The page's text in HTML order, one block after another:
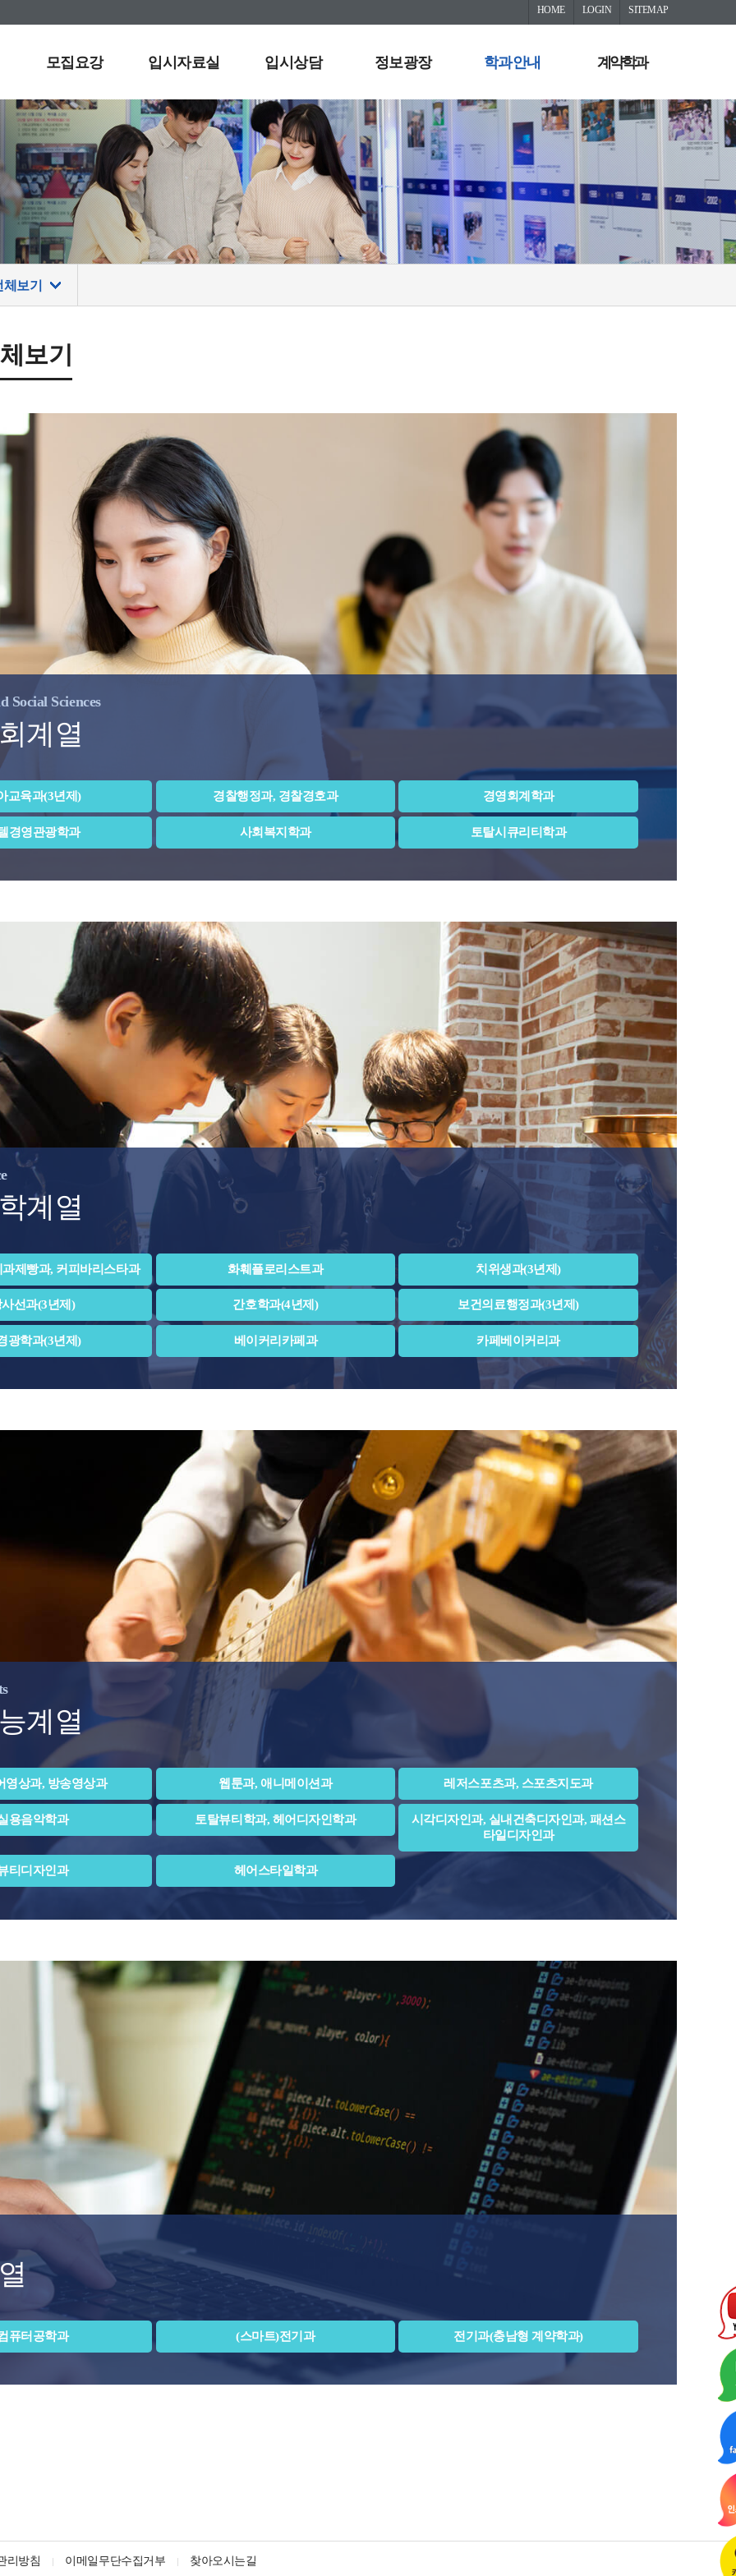
HOME LOGIN SITEMAP
모집요강 입시자료실 입시상담 정보광장 학과안내 계약학과
보기
보기
Social Sciences
계열
교육과(3년제) 경찰행정과, 경찰경호과 경영회계학과
경영관광학과 사회복지학과 토탈시큐리티학과
계열
제빵과, 커피바리스타과 화훼플로리스트과 치위생과(3년제)
선과(3년제) 간호학과(4년제) 보건의료행정과(3년제)
광학과(3년제) 베이커리카페과 카페베이커리과
계열
영상과, 방송영상과 웹툰과, 애니메이션과 레저스포츠과, 스포츠지도과
용음악학과 토탈뷰티학과, 헤어디자인학과
시각디자인과, 실내건축디자인과, 패션스
타일디자인과
티디자인과 헤어스타일학과
퓨터공학과 (스마트)전기과 전기과(충남형 계약학과)
리방침 이메일무단수집거부 찾아오시는길